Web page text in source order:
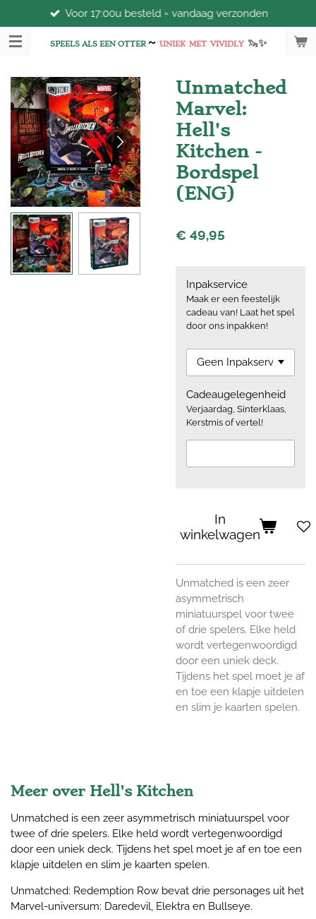
direct
naar
hoofdinhoud
SPEELS ALS EEN OTTER~ UNIEK MET VIVIDLY 🦦✨
Voor 17:00u besteld = vandaag verzonden
Unmatched
Marvel:
Hell's
Kitchen -
Bordspel
(ENG)
€ 49,95
Inpakservice
Maak er een feestelijk
cadeau van! Laat het spel
door ons inpakken!
Cadeaugelegenheid
Verjaardag, Sinterklaas,
Kerstmis of vertel!
In
winkelwagen
Unmatched is een zeer
asymmetrisch
miniatuurspel voor twee
of drie spelers. Elke held
wordt vertegenwoordigd
door een uniek deck.
Tijdens het spel moet je af
en toe een klapje uitdelen
en slim je kaarten spelen.
Meer over Hell's Kitchen
Unmatched is een zeer asymmetrisch miniatuurspel voor
twee of drie spelers. Elke held wordt vertegenwoordigd
door een uniek deck. Tijdens het spel moet je af en toe een
klapje uitdelen en slim je kaarten spelen.
Unmatched: Redemption Row bevat drie personages uit het
Marvel-universum: Daredevil, Elektra en Bullseye.